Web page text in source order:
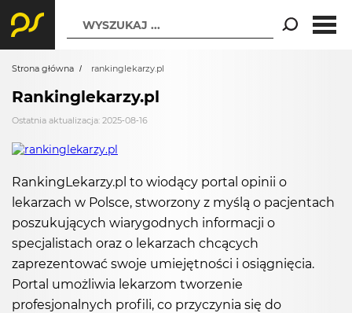
WYSZUKAJ ...
Strona główna rankinglekarzy.pl
Rankinglekarzy.pl
Ostatnia aktualizacja: 2025-08-16
RankingLekarzy.pl to wiodący portal opinii o
lekarzach w Polsce, stworzony z myślą o pacjentach
poszukujących wiarygodnych informacji o
specjalistach oraz o lekarzach chcących
zaprezentować swoje umiejętności i osiągnięcia.
Portal umożliwia lekarzom tworzenie
profesjonalnych profili, co przyczynia się do